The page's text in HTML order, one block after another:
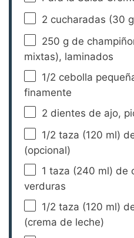
2 cucharadas (30
250 g de
mixtas), laminados
1/2 cebolla
finamente
2 dientes de ajo,
1/2 taza (120 ml)
(opcional)
1 taza (240 ml) de
verduras
1/2 taza (120 ml)
(crema de leche)